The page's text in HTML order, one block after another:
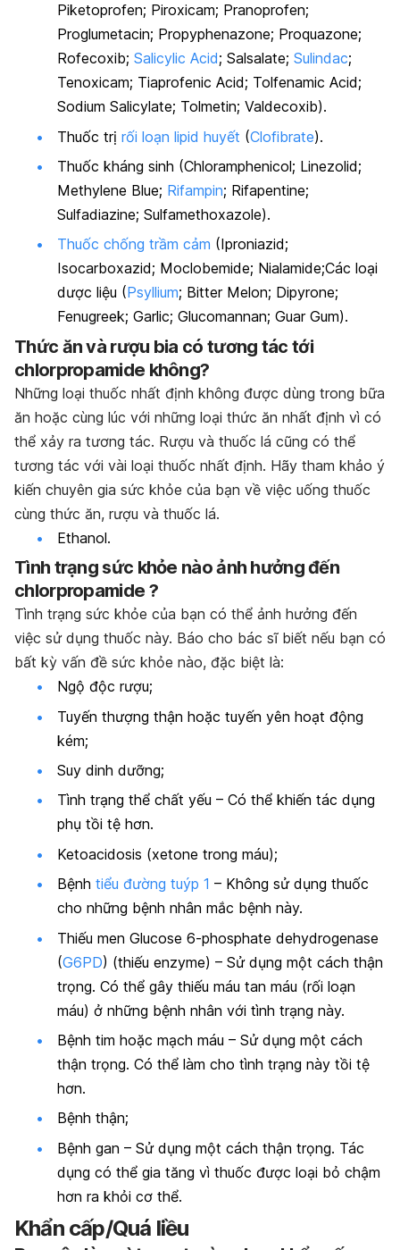
Piketoprofen; Piroxicam; Pranoprofen;
Proglumetacin; Propyphenazone; Proquazone;
Rofecoxib; Salicylic Acid; Salsalate; Sulindac;
Tenoxicam; Tiaprofenic Acid; Tolfenamic Acid;
Sodium Salicylate; Tolmetin; Valdecoxib).
Thuốc trị rối loạn lipid huyết (Clofibrate).
Thuốc kháng sinh (Chloramphenicol; Linezolid;
Methylene Blue; Rifampin; Rifapentine;
Sulfadiazine; Sulfamethoxazole).
Thuốc chống trầm cảm (Iproniazid;
Isocarboxazid; Moclobemide; Nialamide;Các loại
dược liệu (Psyllium; Bitter Melon; Dipyrone;
Fenugreek; Garlic; Glucomannan; Guar Gum).
Thức ăn và rượu bia có tương tác tới
chlorpropamide không?
Những loại thuốc nhất định không được dùng trong bữa
ăn hoặc cùng lúc với những loại thức ăn nhất định vì có
thể xảy ra tương tác. Rượu và thuốc lá cũng có thể
tương tác với vài loại thuốc nhất định. Hãy tham khảo ý
kiến chuyên gia sức khỏe của bạn về việc uống thuốc
cùng thức ăn, rượu và thuốc lá.
Ethanol.
Tình trạng sức khỏe nào ảnh hưởng đến
chlorpropamide ?
Tình trạng sức khỏe của bạn có thể ảnh hưởng đến
việc sử dụng thuốc này. Báo cho bác sĩ biết nếu bạn có
bất kỳ vấn đề sức khỏe nào, đặc biệt là:
Ngộ độc rượu;
Tuyến thượng thận hoặc tuyến yên hoạt động
kém;
Suy dinh dưỡng;
Tình trạng thể chất yếu – Có thể khiến tác dụng
phụ tồi tệ hơn.
Ketoacidosis (xetone trong máu);
Bệnh tiểu đường tuýp 1 – Không sử dụng thuốc
cho những bệnh nhân mắc bệnh này.
Thiếu men Glucose 6-phosphate dehydrogenase
(G6PD) (thiếu enzyme) – Sử dụng một cách thận
trọng. Có thể gây thiếu máu tan máu (rối loạn
máu) ở những bệnh nhân với tình trạng này.
Bệnh tim hoặc mạch máu – Sử dụng một cách
thận trọng. Có thể làm cho tình trạng này tồi tệ
hơn.
Bệnh thận;
Bệnh gan – Sử dụng một cách thận trọng. Tác
dụng có thể gia tăng vì thuốc được loại bỏ chậm
hơn ra khỏi cơ thể.
Khẩn cấp/Quá liều